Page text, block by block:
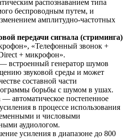
распознаванием типа
беспроводным путем, и
амплитудно-частотных
передачи сигнала (стриминга)
«Телефонный звонок +
+ микрофон».
встроенный генератор шумов
звуковой среды и может
составной части
борьбы с шумом в ушах.
— автоматическое постепенное
в процессе использования
и числовыми
аудиологом.
усиления в диапазоне до 800